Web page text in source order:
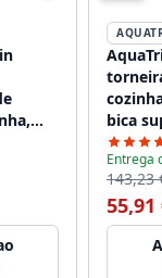
bica
Entrega
143,23
55,91